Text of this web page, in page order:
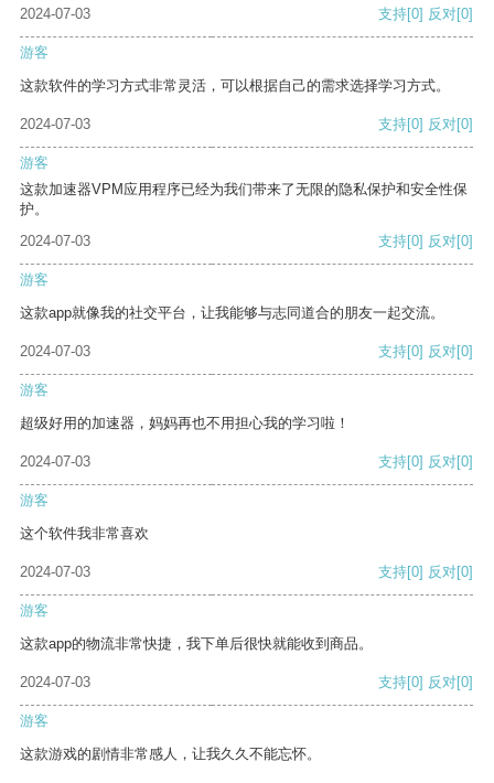
2024-07-03 支持[0] 反对[0]
游客
这款软件的学习方式非常灵活，可以根据自己的需求选择学习方式。
2024-07-03 支持[0] 反对[0]
游客
这款加速器VPM应用程序已经为我们带来了无限的隐私保护和安全性保
护。
2024-07-03
支持[0] 反对[0]
游客
这款app就像我的社交平台，让我能够与志同道合的朋友一起交流。
2024-07-03 支持[0] 反对[0]
游客
超级好用的加速器，妈妈再也不用担心我的学习啦！
2024-07-03 支持[0] 反对[0]
游客
这个软件我非常喜欢
2024-07-03 支持[0] 反对[0]
游客
这款app的物流非常快捷，我下单后很快就能收到商品。
2024-07-03 支持[0] 反对[0]
游客
这款游戏的剧情非常感人，让我久久不能忘怀。